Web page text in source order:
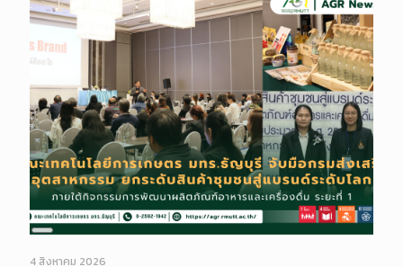
Long
Description
4 สิงหาคม 2026